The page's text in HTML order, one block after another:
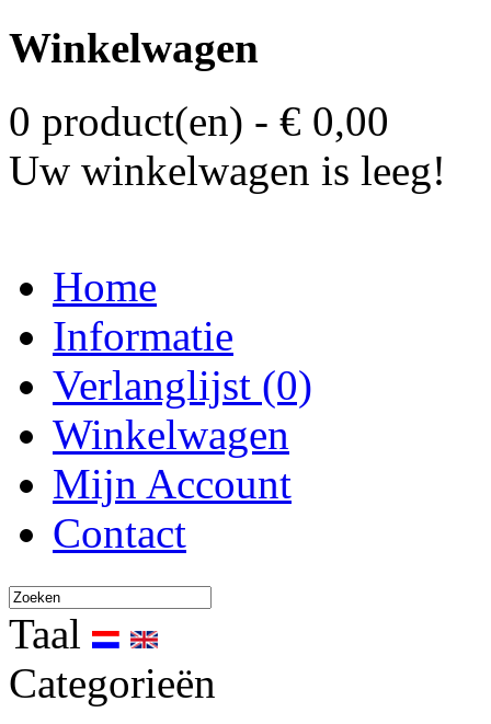
Winkelwagen
0 product(en) - € 0,00
Uw winkelwagen is leeg!
Home
Informatie
Verlanglijst (0)
Winkelwagen
Mijn Account
Contact
Taal
Categorieën